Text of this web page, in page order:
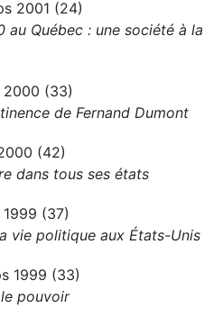
2001 (24)
au Québec : une société à la
2000 (33)
de Fernand Dumont
(42)
dans tous ses états
(37)
vie politique aux États-Unis
1999 (33)
pouvoir